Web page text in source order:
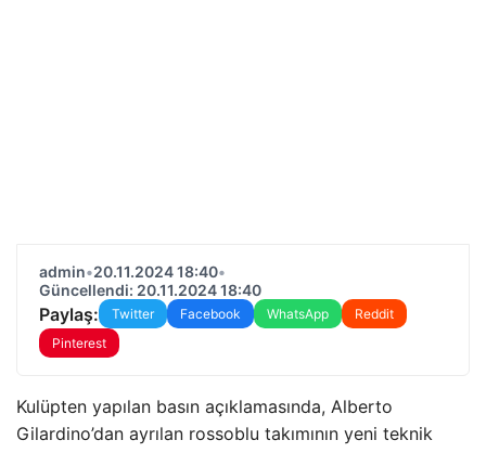
admin•20.11.2024 18:40•
Güncellendi: 20.11.2024 18:40
Paylaş: Twitter Facebook WhatsApp
Reddit
Pinterest
Kulüpten yapılan basın açıklamasında, Alberto
Gilardino’dan ayrılan rossoblu takımının yeni teknik